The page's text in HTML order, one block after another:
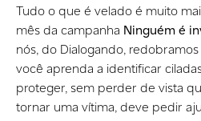
Tudo o que é velado é muito
mês da campanha Ninguém é
nós, do Dialogando,
você aprenda a identificar
proteger, sem perder de vista
tornar uma vítima, deve pedir